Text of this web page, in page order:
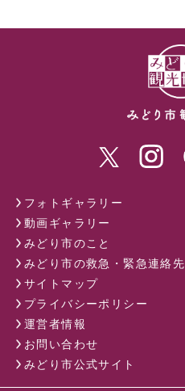
フォトギャラリー
動画ギャラリー
みどり市のこと
みどり市の救急・緊急連絡先
サイトマップ
プライバシーポリシー
運営者情報
お問い合わせ
みどり市公式サイト